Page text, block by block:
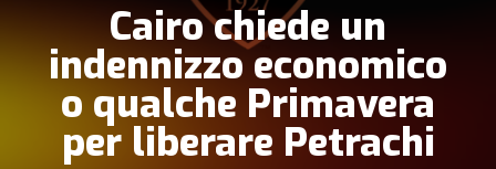
Cairo chiede un
indennizzo economico
o qualche Primavera
per liberare Petrachi